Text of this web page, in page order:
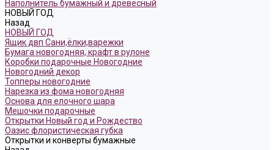
Наполнитель бумажный и древесный
НОВЫЙ ГОД
Назад
НОВЫЙ ГОД
Ящик двп Сани,ёлки,варежки
Бумага новогодняя, крафт в рулоне
Коробки подарочные Новогодние
Новогодний декор
Топперы новогодние
Нарезка из фома новогодняя
Основа для елочного шара
Мешочки подарочные
Открытки Новый год и Рождество
Оазис флористическая губка
Открытки и конверты бумажные